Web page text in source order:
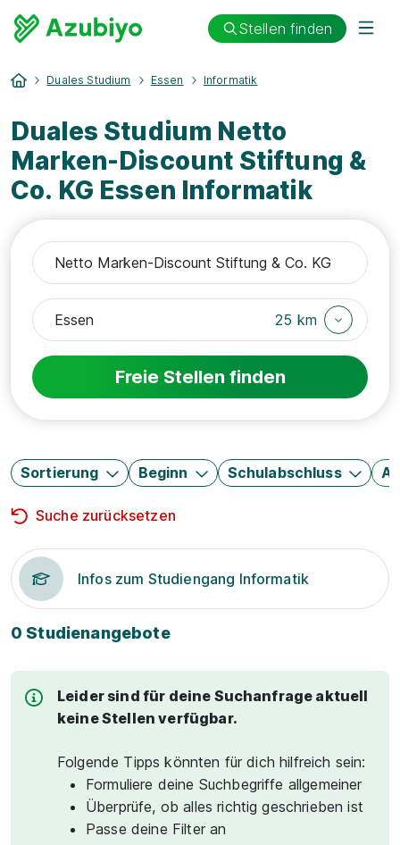
Stellen finden
Duales Studium Essen Informatik
Duales Studium Netto
Marken-Discount Stiftung &
Co. KG Essen Informatik
25 km
Freie Stellen finden
Sortierung Beginn Schulabschluss
Suche zurücksetzen
Infos zum Studiengang Informatik
0 Studienangebote
Leider sind für deine Suchanfrage aktuell
keine Stellen verfügbar.
Folgende Tipps könnten für dich hilfreich sein:
Formuliere deine Suchbegriffe allgemeiner
Überprüfe, ob alles richtig geschrieben ist
Passe deine Filter an